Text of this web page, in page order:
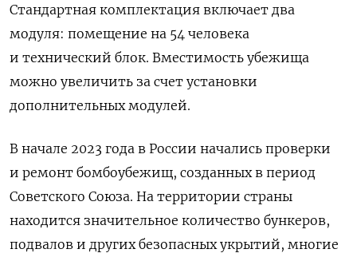
Стандартная комплектация включает два
модуля: помещение на 54 человека
и технический блок. Вместимость убежища
можно увеличить за счет установки
дополнительных модулей.
В начале 2023 года в России начались проверки
и ремонт бомбоубежищ, созданных в период
Советского Союза. На территории страны
находится значительное количество бункеров,
подвалов и других безопасных укрытий, многие